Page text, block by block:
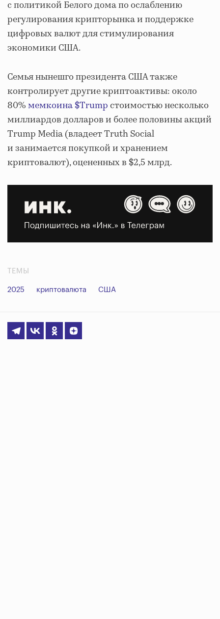
с политикой Белого дома по ослаблению
регулирования крипторынка и поддержке
цифровых валют для стимулирования
экономики США.
Семья нынешго президента США также
контролирует другие криптоактивы: около
80%мемкоина $Trumpстоимостью несколько
миллиардов долларов и более половины акций
Trump Media (владеет Truth Social
и занимается покупкой и хранением
криптовалют), оцененных в $2,5 млрд.
ТЕМЫ
2025 криптовалюта США